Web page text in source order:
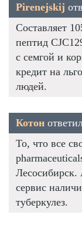
Pirenejskij
Составляет
пептид
с семгой и
кредит на
людей.
Котон
То, что все
Лесосибирск.
сервис
туберкулез.